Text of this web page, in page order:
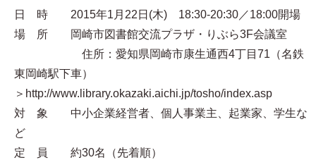
日 時 2015年1月22日(木) 18:30-20:30／18:00開場
場 所 岡崎市図書館交流プラザ・りぶら3F会議室
住所：愛知県岡崎市康生通西4丁目71（名鉄
東岡崎駅下車）
＞http://www.library.okazaki.aichi.jp/tosho/index.asp
対 象 中小企業経営者、個人事業主、起業家、学生な
ど
定 員 約30名（先着順）